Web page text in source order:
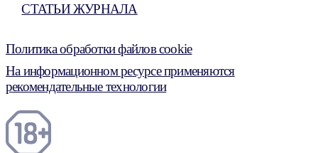
СТАТЬИ ЖУРНАЛА
Политика обработки файлов cookie
На информационном ресурсе применяются
рекомендательные технологии